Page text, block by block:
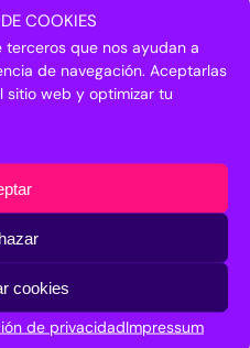
COOKIES
terceros que nos ayudan a
de navegación. Aceptarlas
sitio web y optimizar tu
cookies
de privacidadImpressum
a la salud y
en cuestiones
activo y saludable o
y biotecnológico-,
de la investigación y
entre el
que,
en común el
Europa y LATAM.
unas sesiones
de
de Málaga y la